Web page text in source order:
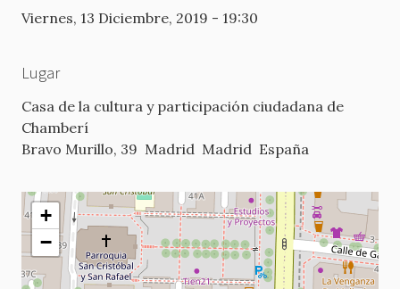
Viernes, 13 Diciembre, 2019 - 19:30
Lugar
Casa de la cultura y participación ciudadana de
Chamberí
Bravo Murillo, 39 Madrid Madrid España
+
−